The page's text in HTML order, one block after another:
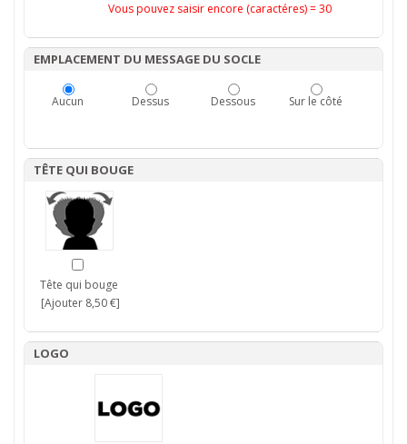
Vous pouvez saisir encore (caractéres) =30
EMPLACEMENT DU MESSAGE DU SOCLE
Aucun Dessus Dessous Sur le côté
TÊTE QUI BOUGE
Tête qui bouge
[Ajouter 8,50 €]
LOGO